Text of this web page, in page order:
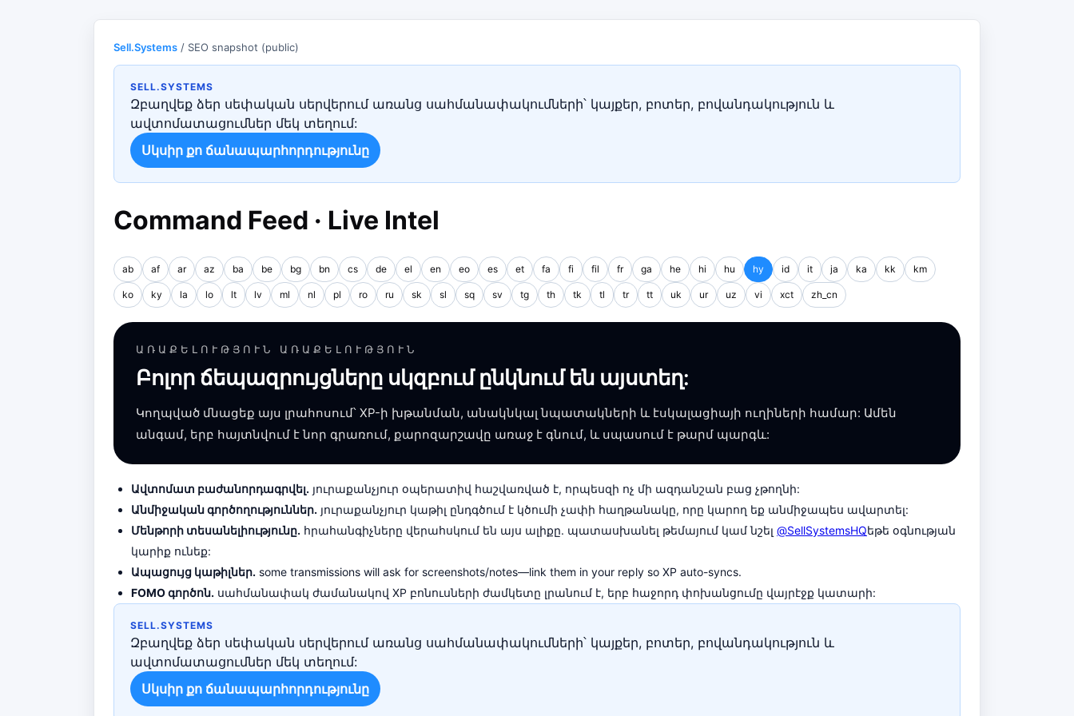
Sell.Systems / SEO snapshot (public)
SELL.SYSTEMS
Զբաղվեք ձեր սեփական սերվերում առանց սահմանափակումների՝ կայքեր, բոտեր, բովանդակություն և
ավտոմատացումներ մեկ տեղում:
Սկսիր քո ճանապարհորդությունը
Command Feed · Live Intel
ab af ar az ba be bg bn cs de el en eo es et fa fi fil fr ga he hi hu hy id it ja ka kk km
ko ky la lo lt lv ml nl pl ro ru sk sl sq sv tg th tk tl tr tt uk ur uz vi xct zh_cn
ԱՌԱՔԵԼՈՒԹՅՈՒՆ ԱՌԱՔԵԼՈՒԹՅՈՒՆ
Բոլոր ճեպազրույցները սկզբում ընկնում են այստեղ:
Կողպված մնացեք այս լրահոսում՝ XP-ի խթանման, անակնկալ նպատակների և էսկալացիայի ուղիների համար: Ամեն
անգամ, երբ հայտնվում է նոր գրառում, քարոզարշավը առաջ է գնում, և սպասում է թարմ պարգև:
Ավտոմատ բաժանորդագրվել. յուրաքանչյուր օպերատիվ հաշվառված է, որպեսզի ոչ մի ազդանշան բաց չթողնի:
Անմիջական գործողություններ. յուրաքանչյուր կաթիլ ընդգծում է կծումի չափի հաղթանակը, որը կարող եք անմիջապես ավարտել:
Մենթորի տեսանելիությունը. հրահանգիչները վերահսկում են այս ալիքը. պատասխանել թեմայում կամ նշել @SellSystemsHQեթե օգնության
կարիք ունեք:
Ապացույց կաթիլներ. some transmissions will ask for screenshots/notes—link them in your reply so XP auto-syncs.
FOMO գործոն. սահմանափակ ժամանակով XP բոնուսների ժամկետը լրանում է, երբ հաջորդ փոխանցումը վայրէջք կատարի:
SELL.SYSTEMS
Զբաղվեք ձեր սեփական սերվերում առանց սահմանափակումների՝ կայքեր, բոտեր, բովանդակություն և
ավտոմատացումներ մեկ տեղում:
Սկսիր քո ճանապարհորդությունը